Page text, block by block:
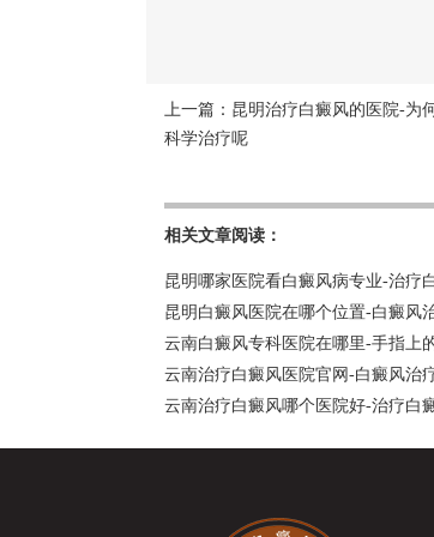
上一篇： 昆明治疗白癜风的医院-为
科学治疗呢
相关文章阅读：
昆明哪家医院看白癜风病专业-治疗
昆明白癜风医院在哪个位置-白癜风
云南白癜风专科医院在哪里-手指上
云南治疗白癜风医院官网-白癜风治
云南治疗白癜风哪个医院好-治疗白